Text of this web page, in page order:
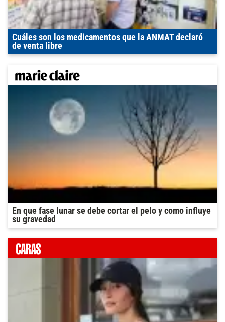
Cuáles son los medicamentos que la ANMAT declaró
de venta libre
En que fase lunar se debe cortar el pelo y como influye
su gravedad